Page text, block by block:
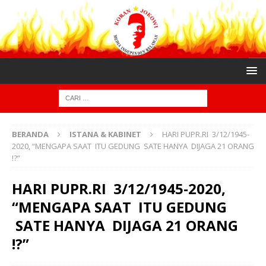
BERANDA ISTANA & KABINET
HARI PUPR.RI 3/12/1945-
2020, “MENGAPA SAAT ITU GEDUNG SATE HANYA DIJAGA 21 ORANG
!?”
HARI PUPR.RI 3/12/1945-2020,
“MENGAPA SAAT ITU GEDUNG
SATE HANYA DIJAGA 21 ORANG
!?”